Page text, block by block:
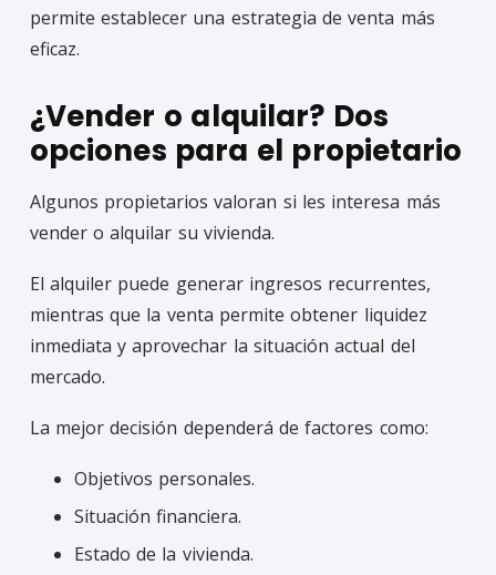
permite establecer una estrategia de venta más
eficaz.
¿Vender o alquilar? Dos
opciones para el propietario
Algunos propietarios valoran si les interesa más
vender o alquilar su vivienda.
El alquiler puede generar ingresos recurrentes,
mientras que la venta permite obtener liquidez
inmediata y aprovechar la situación actual del
mercado.
La mejor decisión dependerá de factores como:
Objetivos personales.
Situación financiera.
Estado de la vivienda.